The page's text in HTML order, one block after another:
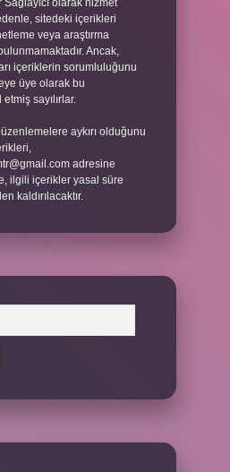
olarak hizmet
sitedeki içerikleri
veya araştırma
Ancak,
içeriklerin sorumluluğunu
üye olarak bu
sayılırlar.
aykırı olduğunu
adresine
ilgili içerikler yasal süre
kaldırılacaktır.